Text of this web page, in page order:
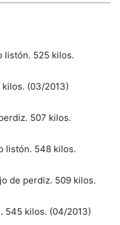
listón. 525 kilos.
kilos. (03/2013)
507 kilos.
listón. 548 kilos.
de perdiz. 509 kilos.
545 kilos. (04/2013)